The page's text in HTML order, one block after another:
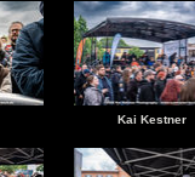
Kai Kestner